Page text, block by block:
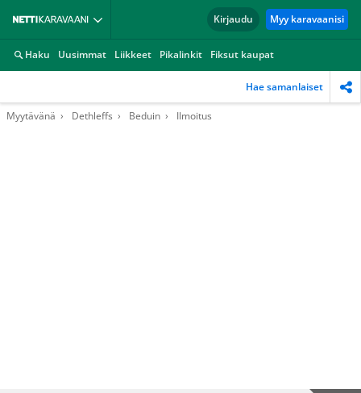
Kirjaudu Myy karavaanisi
Haku Uusimmat Liikkeet Pikalinkit Fiksut kaupat
Hae samanlaiset
Myytävänä Dethleffs Beduin Ilmoitus